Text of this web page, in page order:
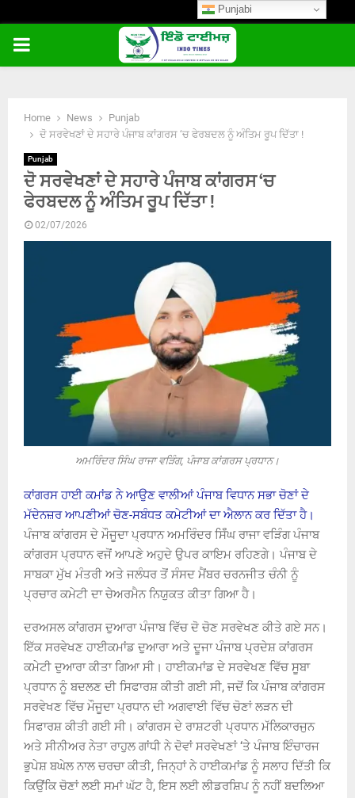
PRIMARY
Home News
Punjab
ਦੋ ਸਰਵੇਖਣਾਂ ਦੇ ਸਹਾਰੇ ਪੰਜਾਬ ਕਾਂਗਰਸ ‘ਚ ਫੇਰਬਦਲ ਨੂੰ ਅੰਤਿਮ ਰੂਪ ਦਿੱਤਾ !
Punjab
ਦੋ ਸਰਵੇਖਣਾਂ ਦੇ ਸਹਾਰੇ ਪੰਜਾਬ ਕਾਂਗਰਸ ‘ਚ
ਫੇਰਬਦਲ ਨੂੰ ਅੰਤਿਮ ਰੂਪ ਦਿੱਤਾ !
02/07/2026
ਅਮਰਿੰਦਰ ਸਿੰਘ ਰਾਜਾ ਵੜਿੰਗ, ਪੰਜਾਬ ਕਾਂਗਰਸ ਪ੍ਰਧਾਨ।
ਕਾਂਗਰਸ ਹਾਈ ਕਮਾਂਡ ਨੇ ਆਉਣ ਵਾਲੀਆਂ ਪੰਜਾਬ ਵਿਧਾਨ ਸਭਾ ਚੋਣਾਂ ਦੇ
ਮੱਦੇਨਜ਼ਰ ਆਪਣੀਆਂ ਚੋਣ-ਸਬੰਧਤ ਕਮੇਟੀਆਂ ਦਾ ਐਲਾਨ ਕਰ ਦਿੱਤਾ ਹੈ।
ਪੰਜਾਬ ਕਾਂਗਰਸ ਦੇ ਮੌਜੂਦਾ ਪ੍ਰਧਾਨ ਅਮਰਿੰਦਰ ਸਿੱੰਘ ਰਾਜਾ ਵੜਿੰਗ ਪੰਜਾਬ
ਕਾਂਗਰਸ ਪ੍ਰਧਾਨ ਵਜੋਂ ਆਪਣੇ ਅਹੁਦੇ ਉਪਰ ਕਾਇਮ ਰਹਿਣਗੇ। ਪੰਜਾਬ ਦੇ
ਸਾਬਕਾ ਮੁੱਖ ਮੰਤਰੀ ਅਤੇ ਜਲੰਧਰ ਤੋਂ ਸੰਸਦ ਮੈਂਬਰ ਚਰਨਜੀਤ ਚੰਨੀ ਨੂੰ
ਪ੍ਰਚਾਰ ਕਮੇਟੀ ਦਾ ਚੇਅਰਮੈਨ ਨਿਯੁਕਤ ਕੀਤਾ ਗਿਆ ਹੈ।
ਦਰਅਸਲ ਕਾਂਗਰਸ ਦੁਆਰਾ ਪੰਜਾਬ ਵਿੱਚ ਦੋ ਚੋਣ ਸਰਵੇਖਣ ਕੀਤੇ ਗਏ ਸਨ।
ਇੱਕ ਸਰਵੇਖਣ ਹਾਈਕਮਾਂਡ ਦੁਆਰਾ ਅਤੇ ਦੂਜਾ ਪੰਜਾਬ ਪ੍ਰਦੇਸ਼ ਕਾਂਗਰਸ
ਕਮੇਟੀ ਦੁਆਰਾ ਕੀਤਾ ਗਿਆ ਸੀ। ਹਾਈਕਮਾਂਡ ਦੇ ਸਰਵੇਖਣ ਵਿੱਚ ਸੂਬਾ
ਪ੍ਰਧਾਨ ਨੂੰ ਬਦਲਣ ਦੀ ਸਿਫਾਰਸ਼ ਕੀਤੀ ਗਈ ਸੀ, ਜਦੋਂ ਕਿ ਪੰਜਾਬ ਕਾਂਗਰਸ
ਸਰਵੇਖਣ ਵਿੱਚ ਮੌਜੂਦਾ ਪ੍ਰਧਾਨ ਦੀ ਅਗਵਾਈ ਵਿੱਚ ਚੋਣਾਂ ਲੜਨ ਦੀ
ਸਿਫਾਰਸ਼ ਕੀਤੀ ਗਈ ਸੀ। ਕਾਂਗਰਸ ਦੇ ਰਾਸ਼ਟਰੀ ਪ੍ਰਧਾਨ ਮੱਲਿਕਾਰਜੁਨ
ਅਤੇ ਸੀਨੀਅਰ ਨੇਤਾ ਰਾਹੁਲ ਗਾਂਧੀ ਨੇ ਦੋਵਾਂ ਸਰਵੇਖਣਾਂ ‘ਤੇ ਪੰਜਾਬ ਇੰਚਾਰਜ
ਭੁਪੇਸ਼ ਬਘੇਲ ਨਾਲ ਚਰਚਾ ਕੀਤੀ, ਜਿਨ੍ਹਾਂ ਨੇ ਹਾਈਕਮਾਂਡ ਨੂੰ ਸਲਾਹ ਦਿੱਤੀ ਕਿ
ਕਿਉਂਕਿ ਚੋਣਾਂ ਲਈ ਸਮਾਂ ਘੱਟ ਹੈ, ਇਸ ਲਈ ਲੀਡਰਸ਼ਿਪ ਨੂੰ ਨਹੀਂ ਬਦਲਿਆ
Punjabi